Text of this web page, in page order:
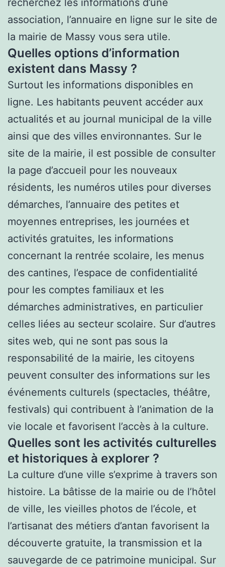
association, l’annuaire en ligne sur le site de
la mairie de Massy vous sera utile.
Quelles options d’information
existent dans Massy ?
Surtout les informations disponibles en
ligne. Les habitants peuvent accéder aux
actualités et au journal municipal de la ville
ainsi que des villes environnantes. Sur le
site de la mairie, il est possible de consulter
la page d’accueil pour les nouveaux
résidents, les numéros utiles pour diverses
démarches, l’annuaire des petites et
moyennes entreprises, les journées et
activités gratuites, les informations
concernant la rentrée scolaire, les menus
des cantines, l’espace de confidentialité
pour les comptes familiaux et les
démarches administratives, en particulier
celles liées au secteur scolaire. Sur d’autres
sites web, qui ne sont pas sous la
responsabilité de la mairie, les citoyens
peuvent consulter des informations sur les
événements culturels (spectacles, théâtre,
festivals) qui contribuent à l’animation de la
vie locale et favorisent l’accès à la culture.
Quelles sont les activités culturelles
et historiques à explorer ?
La culture d’une ville s’exprime à travers son
histoire. La bâtisse de la mairie ou de l’hôtel
de ville, les vieilles photos de l’école, et
l’artisanat des métiers d’antan favorisent la
découverte gratuite, la transmission et la
sauvegarde de ce patrimoine municipal. Sur